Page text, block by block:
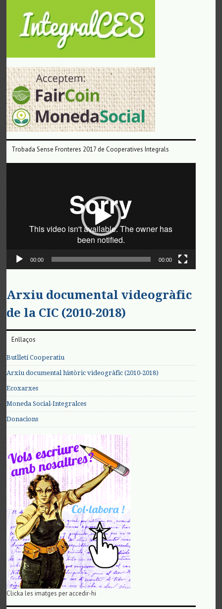
Trobada Sense Fronteres 2017 de Cooperatives Integrals
00:00 00:00
Arxiu documental videogràfic
de la CIC (2010-2018)
Enllaços
Butlletí Cooperatiu
Arxiu documental històric videogràfic (2010-2018)
Ecoxarxes
Moneda Social-Integralces
Donacions
Clicka les imatges per accedir-hi